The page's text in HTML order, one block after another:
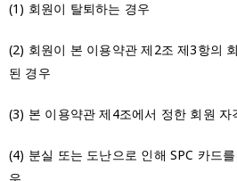
(1) 회원이 탈퇴하는 경우
(2) 회원이 본 이용약관 제2조 제3항의
된 경우
(3) 본 이용약관 제4조에서 정한 회원
(4) 분실 또는 도난으로 인해 SPC 카드